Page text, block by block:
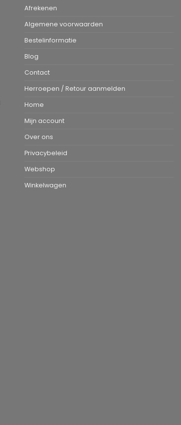
Afrekenen
Algemene voorwaarden
Bestelinformatie
Blog
Contact
Herroepen / Retour aanmelden
Home
Mijn account
Over ons
Privacybeleid
Webshop
Winkelwagen